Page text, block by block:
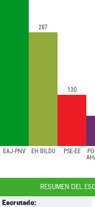
EAJ-PNV EH BILDU PSE-EE
287
130
RESUMEN DEL
Escrutado: